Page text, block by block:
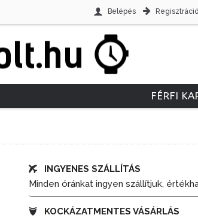
Belépés Regisztráció
FÉRFI
INGYENES SZÁLLÍTÁS
Minden óránkat ingyen szállítjuk,
KOCKÁZATMENTES VÁSÁRLÁS